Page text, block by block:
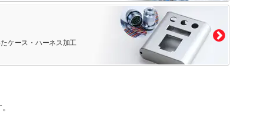
ケース・ハーネス加工